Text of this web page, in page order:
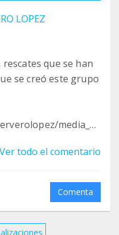
LOPEZ
que se han
se creó este grupo
media_se
media_se
Ver todo el comentario
Comenta